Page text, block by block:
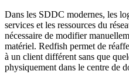
Dans les SDDC modernes, les
services et les ressources du
nécessaire de modifier
matériel. Redfish permet de
à un client différent sans que
physiquement dans le centre de